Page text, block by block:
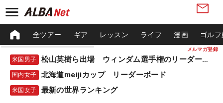
メルマガ登録
全ツアー ギア レッスン ライフ 漫画 ゴル
米国男子 松山英樹ら出場 ウィンダム選手権のリーダーボード
国内女子 北海道meijiカップ リーダーボード
米国女子 最新の世界ランキング